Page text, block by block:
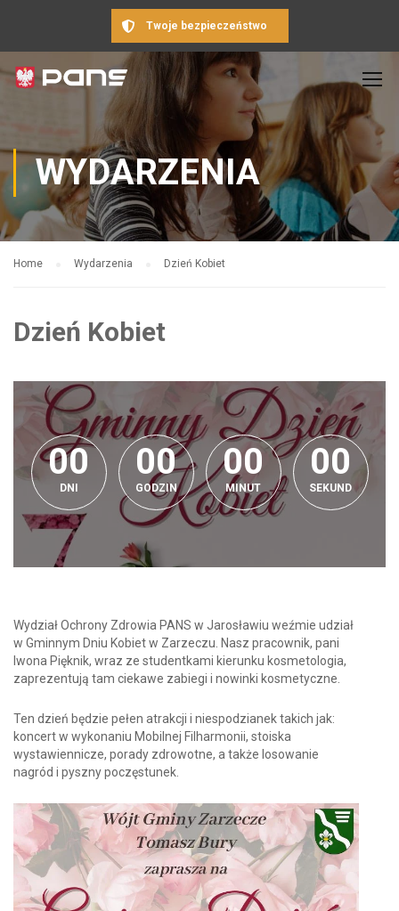
Twoje bezpieczeństwo
WYDARZENIA
Home Wydarzenia Dzień Kobiet
Dzień Kobiet
0
00
00
DNI
00
00
GODZIN
00
00
MINUT
00
00
SEKUND
Wydział Ochrony Zdrowia PANS w Jarosławiu weźmie udział
w Gminnym Dniu Kobiet w Zarzeczu. Nasz pracownik, pani
Iwona Pięknik, wraz ze studentkami kierunku kosmetologia,
zaprezentują tam ciekawe zabiegi i nowinki kosmetyczne.
Ten dzień będzie pełen atrakcji i niespodzianek takich jak:
koncert w wykonaniu Mobilnej Filharmonii, stoiska
wystawiennicze, porady zdrowotne, a także losowanie
nagród i pyszny poczęstunek.